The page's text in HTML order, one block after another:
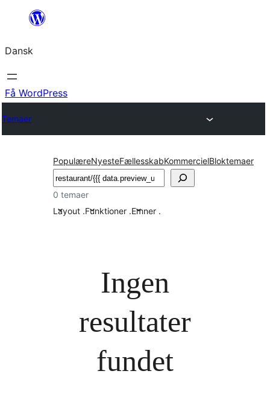
Spring
indhold
Dansk
Få WordPress
Temaer
PopulæreNyesteFællesskabKommercielBloktemaer
Søg
0 temaer
Layout .Funktioner .Emner .
Ingen
resultater
fundet